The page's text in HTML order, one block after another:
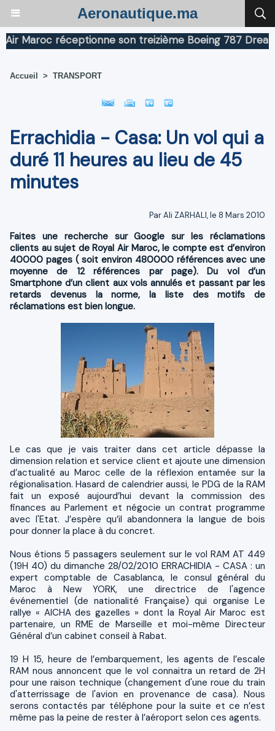
Aeronautique.ma
réceptionne son treizième Boeing 787 Dreamliner
Accueil > TRANSPORT
Errachidia - Casa: Un vol qui a
duré 11 heures au lieu de 45
minutes
Par Ali ZARHALI, le 8 Mars 2010
Faites une recherche sur Google sur les réclamations
clients au sujet de Royal Air Maroc, le compte est d’environ
40000 pages ( soit environ 480000 références avec une
moyenne de 12 références par page). Du vol d’un
Smartphone d’un client aux vols annulés et passant par les
retards devenus la norme, la liste des motifs de
réclamations est bien longue.
Le cas que je vais traiter dans cet article dépasse la
dimension relation et service client et ajoute une dimension
d’actualité au Maroc celle de la réflexion entamée sur la
régionalisation. Hasard de calendrier aussi, le PDG de la RAM
fait un exposé aujourd’hui devant la commission des
finances au Parlement et négocie un contrat programme
avec l'Etat. J’espère qu’il abandonnera la langue de bois
pour donner la place à du concret.
Nous étions 5 passagers seulement sur le vol RAM AT 449
(19H 40) du dimanche 28/02/2010 ERRACHIDIA - CASA : un
expert comptable de Casablanca, le consul général du
Maroc à New YORK, une directrice de l'agence
événementiel (de nationalité Française) qui organise Le
rallye « AICHA des gazelles » dont la Royal Air Maroc est
partenaire, un RME de Marseille et moi-même Directeur
Général d’un cabinet conseil à Rabat.
19 H 15, heure de l’embarquement, les agents de l’escale
RAM nous annoncent que le vol connaitra un retard de 2H
pour une raison technique (changement d'une roue du train
d'atterrissage de l'avion en provenance de casa). Nous
serons contactés par téléphone pour la suite et ce n’est
même pas la peine de rester à l’aéroport selon ces agents.